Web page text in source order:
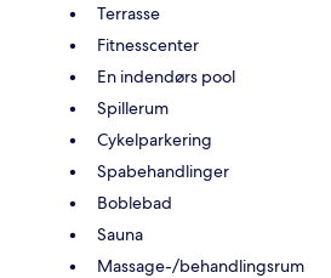
Terrasse
Fitnesscenter
En indendørs pool
Spillerum
Cykelparkering
Spabehandlinger
Boblebad
Sauna
Massage-/behandlingsrum